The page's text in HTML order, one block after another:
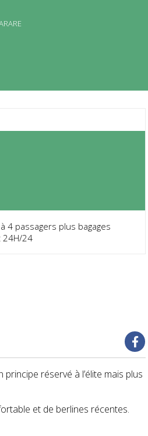
4 passagers plus bagages
24H/24
réservé à l’élite mais plus
et de berlines récentes.